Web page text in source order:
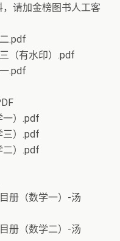
，请加金榜图书人工客
.pdf
（有水印）.pdf
.pdf
一）.pdf
三）.pdf
二）.pdf
册（数学一）-汤
册（数学二）-汤